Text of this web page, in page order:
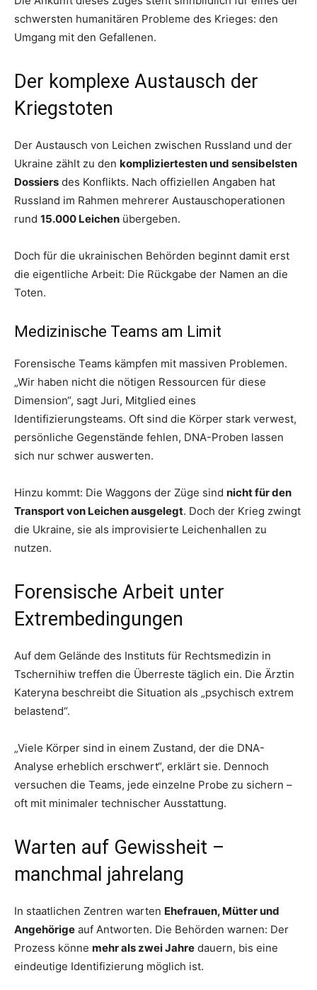
schwersten humanitären Probleme des Krieges: den
Umgang mit den Gefallenen.
Der komplexe Austausch der
Kriegstoten
Der Austausch von Leichen zwischen Russland und der
Ukraine zählt zu den kompliziertesten und sensibelsten
Dossiers des Konflikts. Nach offiziellen Angaben hat
Russland im Rahmen mehrerer Austauschoperationen
rund 15.000 Leichen übergeben.
Doch für die ukrainischen Behörden beginnt damit erst
die eigentliche Arbeit: Die Rückgabe der Namen an die
Toten.
Medizinische Teams am Limit
Forensische Teams kämpfen mit massiven Problemen.
„Wir haben nicht die nötigen Ressourcen für diese
Dimension“, sagt Juri, Mitglied eines
Identifizierungsteams. Oft sind die Körper stark verwest,
persönliche Gegenstände fehlen, DNA-Proben lassen
sich nur schwer auswerten.
Hinzu kommt: Die Waggons der Züge sind nicht für den
Transport von Leichen ausgelegt. Doch der Krieg zwingt
die Ukraine, sie als improvisierte Leichenhallen zu
nutzen.
Forensische Arbeit unter
Extrembedingungen
Auf dem Gelände des Instituts für Rechtsmedizin in
Tschernihiw treffen die Überreste täglich ein. Die Ärztin
Kateryna beschreibt die Situation als „psychisch extrem
belastend“.
„Viele Körper sind in einem Zustand, der die DNA-
Analyse erheblich erschwert“, erklärt sie. Dennoch
versuchen die Teams, jede einzelne Probe zu sichern –
oft mit minimaler technischer Ausstattung.
Warten auf Gewissheit –
manchmal jahrelang
In staatlichen Zentren warten Ehefrauen, Mütter und
Angehörige auf Antworten. Die Behörden warnen: Der
Prozess könne mehr als zwei Jahre dauern, bis eine
eindeutige Identifizierung möglich ist.